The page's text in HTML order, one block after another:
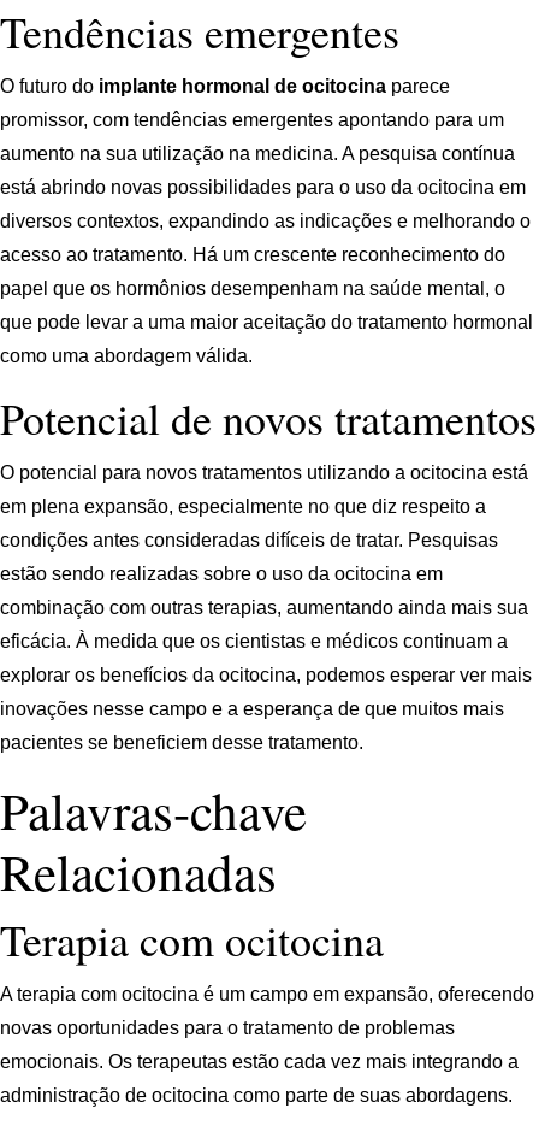
Tendências emergentes
O futuro do implante hormonal de ocitocina parece
promissor, com tendências emergentes apontando para um
aumento na sua utilização na medicina. A pesquisa contínua
está abrindo novas possibilidades para o uso da ocitocina em
diversos contextos, expandindo as indicações e melhorando o
acesso ao tratamento. Há um crescente reconhecimento do
papel que os hormônios desempenham na saúde mental, o
que pode levar a uma maior aceitação do tratamento hormonal
como uma abordagem válida.
Potencial de novos tratamentos
O potencial para novos tratamentos utilizando a ocitocina está
em plena expansão, especialmente no que diz respeito a
condições antes consideradas difíceis de tratar. Pesquisas
estão sendo realizadas sobre o uso da ocitocina em
combinação com outras terapias, aumentando ainda mais sua
eficácia. À medida que os cientistas e médicos continuam a
explorar os benefícios da ocitocina, podemos esperar ver mais
inovações nesse campo e a esperança de que muitos mais
pacientes se beneficiem desse tratamento.
Palavras-chave
Relacionadas
Terapia com ocitocina
A terapia com ocitocina é um campo em expansão, oferecendo
novas oportunidades para o tratamento de problemas
emocionais. Os terapeutas estão cada vez mais integrando a
administração de ocitocina como parte de suas abordagens.